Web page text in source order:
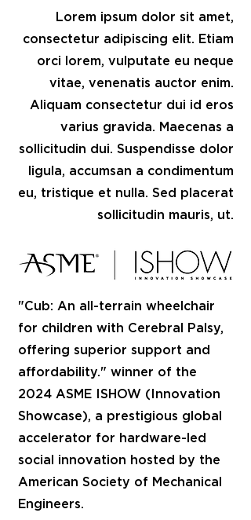
Lorem ipsum dolor sit amet,
consectetur adipiscing elit. Etiam
orci lorem, vulputate eu neque
vitae, venenatis auctor enim.
Aliquam consectetur dui id eros
varius gravida. Maecenas a
sollicitudin dui. Suspendisse dolor
ligula, accumsan a condimentum
eu, tristique et nulla. Sed placerat
sollicitudin mauris, ut.
"Cub: An all-terrain wheelchair
for children with Cerebral Palsy,
offering superior support and
affordability." winner of the
2024 ASME ISHOW (Innovation
Showcase), a prestigious global
accelerator for hardware-led
social innovation hosted by the
American Society of Mechanical
Engineers.